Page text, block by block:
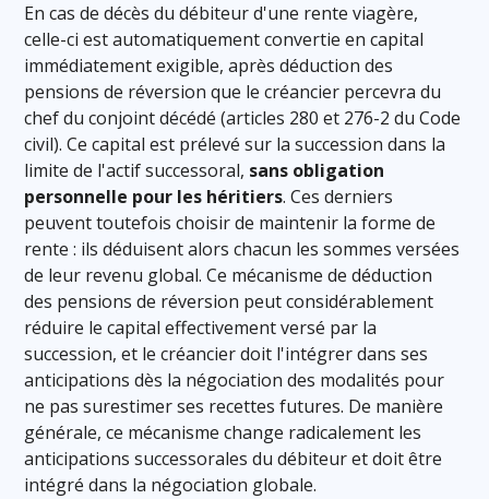
En cas de décès du débiteur d'une rente viagère,
celle-ci est automatiquement convertie en capital
immédiatement exigible, après déduction des
pensions de réversion que le créancier percevra du
chef du conjoint décédé (articles 280 et 276-2 du Code
civil). Ce capital est prélevé sur la succession dans la
limite de l'actif successoral, sans obligation
personnelle pour les héritiers. Ces derniers
peuvent toutefois choisir de maintenir la forme de
rente : ils déduisent alors chacun les sommes versées
de leur revenu global. Ce mécanisme de déduction
des pensions de réversion peut considérablement
réduire le capital effectivement versé par la
succession, et le créancier doit l'intégrer dans ses
anticipations dès la négociation des modalités pour
ne pas surestimer ses recettes futures. De manière
générale, ce mécanisme change radicalement les
anticipations successorales du débiteur et doit être
intégré dans la négociation globale.